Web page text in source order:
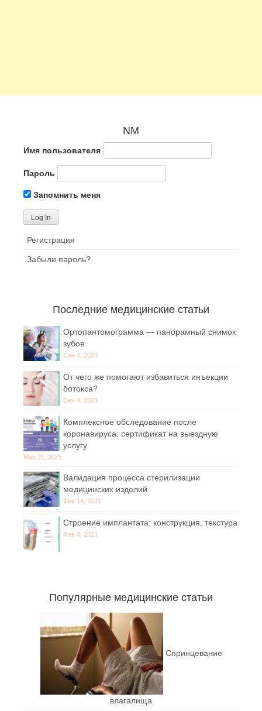
NM
Имя пользователя
Пароль
Запомнить меня
Регистрация
Забыли пароль?
Последние медицинские статьи
Ортопантомограмма — панорамный снимок
зубов
Сен 4, 2023
От чего же помогают избавиться инъекции
ботокса?
Сен 4, 2023
Комплексное обследование после
коронавируса: сертификат на выездную
услугу
Мар 21, 2021
Валидация процесса стерилизации
медицинских изделий
Фев 14, 2021
Строение имплантата: конструкция, текстура
Фев 8, 2021
Популярные медицинские статьи
Спринцевание
влагалища